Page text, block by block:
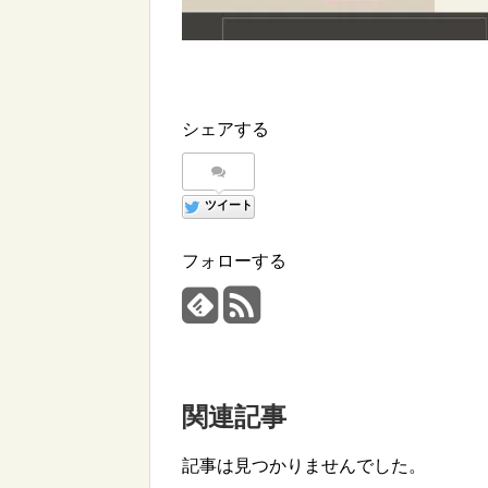
シェアする
ツイート
フォローする
関連記事
記事は見つかりませんでした。